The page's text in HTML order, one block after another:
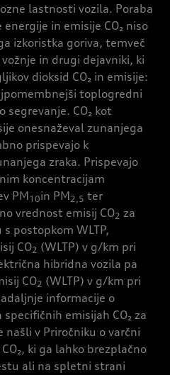
lastnosti vozila. Poraba
in emisije CO₂ niso
izkoristka goriva, temveč
in drugi dejavniki, ki
dioksid CO₂ in emisije:
toplogredni
segrevanje. CO₂ kot
onesnaževal zunanjega
prispevajo k
zraka. Prispevajo
koncentracijam
PM10in PM2,5 ter
vrednost emisij CO2 za
postopkom WLTP,
CO2 (WLTP) v g/km pri
hibridna vozila pa
CO2 (WLTP) v g/km pri
informacije o
emisijah CO₂ za
našli v Priročniku o varčni
ki ga lahko brezplačno
ali na spletni strani